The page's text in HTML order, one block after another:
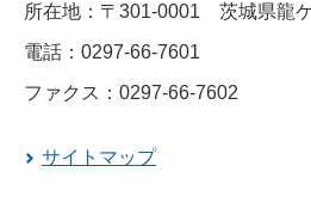
所在地：〒301-0001 茨城県龍
電話：0297-66-7601
ファクス：0297-66-7602
サイトマップ